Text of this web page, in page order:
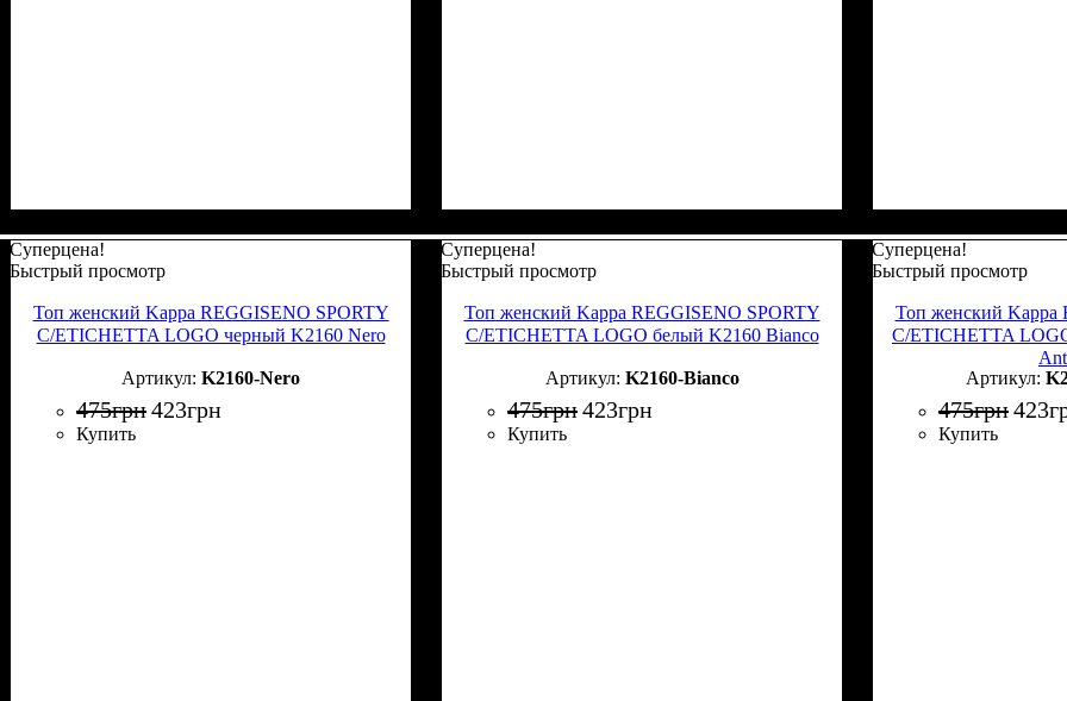
Суперцена!
Быстрый просмотр
Топ женский Kappa REGGISENO SPORTY
C/ETICHETTA LOGO черный K2160 Nero
K2160-Nero
475грн423грн
Купить
Суперцена!
Быстрый просмотр
Топ женский Kappa REGGISENO SPORTY
C/ETICHETTA LOGO белый K2160 Bianco
K2160-Bianco
475грн423грн
Купить
Суперцена!
Быстрый просмотр
Топ женский Kappa
C/ETICHETTA
475грн423
Купить